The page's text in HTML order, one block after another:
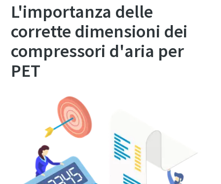
L'importanza delle
corrette dimensioni dei
compressori d'aria per
PET